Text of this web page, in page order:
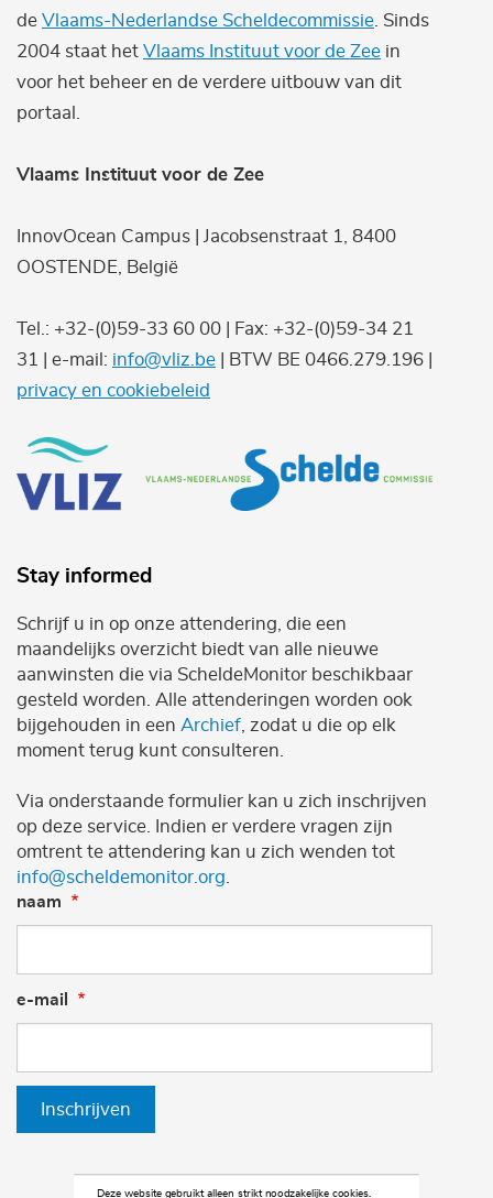
de Vlaams-Nederlandse Scheldecommissie . Sinds
2004 staat het Vlaams Instituut voor de Zee in
voor het beheer en de verdere uitbouw van dit
portaal.
Vlaams Instituut voor de Zee
InnovOcean Campus | Jacobsenstraat 1, 8400
OOSTENDE, België
Tel.: +32-(0)59-33 60 00 | Fax: +32-(0)59-34 21
31 | e-mail: info@vliz.be | BTW BE 0466.279.196 |
privacy en cookiebeleid
Stay informed
Schrijf u in op onze attendering, die een
maandelijks overzicht biedt van alle nieuwe
aanwinsten die via ScheldeMonitor beschikbaar
gesteld worden. Alle attenderingen worden ook
bijgehouden in een Archief , zodat u die op elk
moment terug kunt consulteren.
Via onderstaande formulier kan u zich inschrijven
op deze service. Indien er verdere vragen zijn
omtrent te attendering kan u zich wenden tot
info@scheldemonitor.org
naam
e-mail
Inschrijven
Deze website gebruikt alleen strikt noodzakelijke cookies.